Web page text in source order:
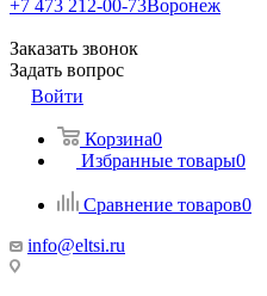
+7 473 212-00-73Воронеж
Заказать звонок
Задать вопрос
Войти
Корзина0
Избранные товары0
Сравнение товаров0
info@eltsi.ru